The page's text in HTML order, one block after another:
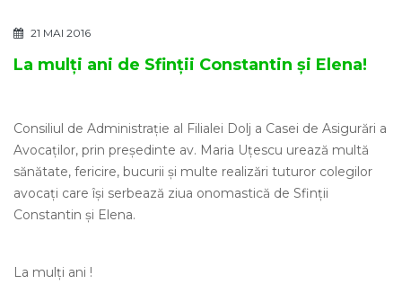
21 MAI 2016
La mulți ani de Sfinții Constantin și Elena!
Consiliul de Administrație al Filialei Dolj a Casei de Asigurări a
Avocaților, prin președinte av. Maria Uțescu urează multă
sănătate, fericire, bucurii și multe realizări tuturor colegilor
avocaţi care îşi serbează ziua onomastică de Sfinții
Constantin și Elena.
La mulți ani !